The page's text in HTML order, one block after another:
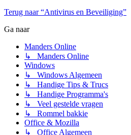
Terug naar “Antivirus en Beveiliging”
Ga naar
Manders Online
↳ Manders Online
Windows
↳ Windows Algemeen
↳ Handige Tips & Trucs
↳ Handige Programma's
↳ Veel gestelde vragen
↳ Rommel bakkie
Office & Mozilla
↳ Office Algemeen